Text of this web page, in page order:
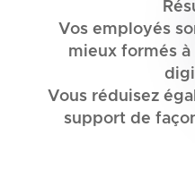
Vos employés
mieux formés
Vous réduisez
support de